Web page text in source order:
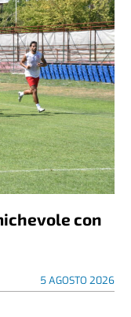
con
5 AGOSTO 2026